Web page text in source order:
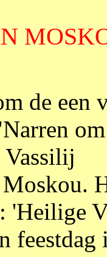
de een
om
'Heilige
feestdag